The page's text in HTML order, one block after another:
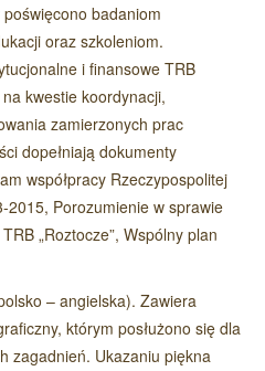
badaniom
oraz szkoleniom.
i finansowe TRB
kwestie koordynacji,
zamierzonych prac
dopełniają dokumenty
współpracy Rzeczypospolitej
2015, Porozumienie w sprawie
„Roztocze”, Wspólny plan
– angielska). Zawiera
którym posłużono się dla
zagadnień. Ukazaniu piękna